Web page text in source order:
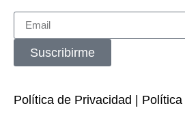
Suscribirme
Política de Privacidad |